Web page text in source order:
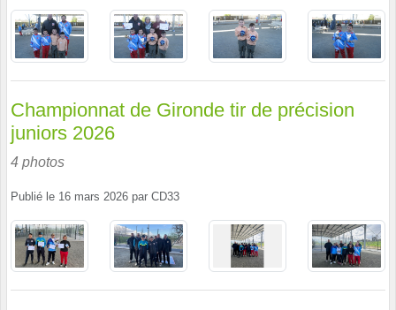
Championnat de Gironde tir de précision
juniors 2026
4 photos
Publié le 16 mars 2026 par CD33